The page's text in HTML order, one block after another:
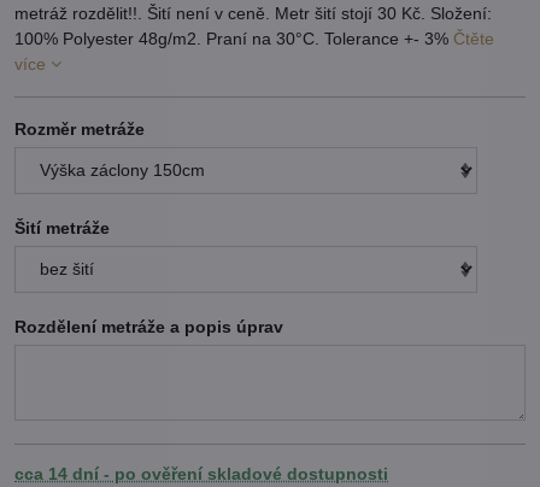
metráž rozdělit!!. Šití není v ceně. Metr šití stojí 30 Kč. Složení:
100% Polyester 48g/m2. Praní na 30°C. Tolerance +- 3% Čtěte
více
Rozměr metráže
Šití metráže
Rozdělení metráže a popis úprav
cca 14 dní - po ověření skladové dostupnosti